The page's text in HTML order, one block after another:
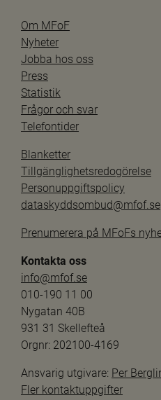
Om MFoF
Nyheter
Jobba hos oss
Press
Statistik
Frågor och svar
Telefontider
Blanketter
Tillgänglighetsredogörelse
Personuppgiftspolicy
dataskyddsombud@mfof.se
Prenumerera på MFoFs
Kontakta oss
info@mfof.se
010-190 11 00
Nygatan 40B
931 31 Skellefteå
Orgnr: 202100-4169
Ansvarig utgivare: Per
Fler kontaktuppgifter